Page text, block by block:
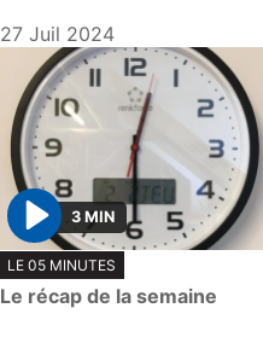
27 Juil 2024
P
l
a
3 MIN
LE 05 MINUTES
Le récap de la semaine